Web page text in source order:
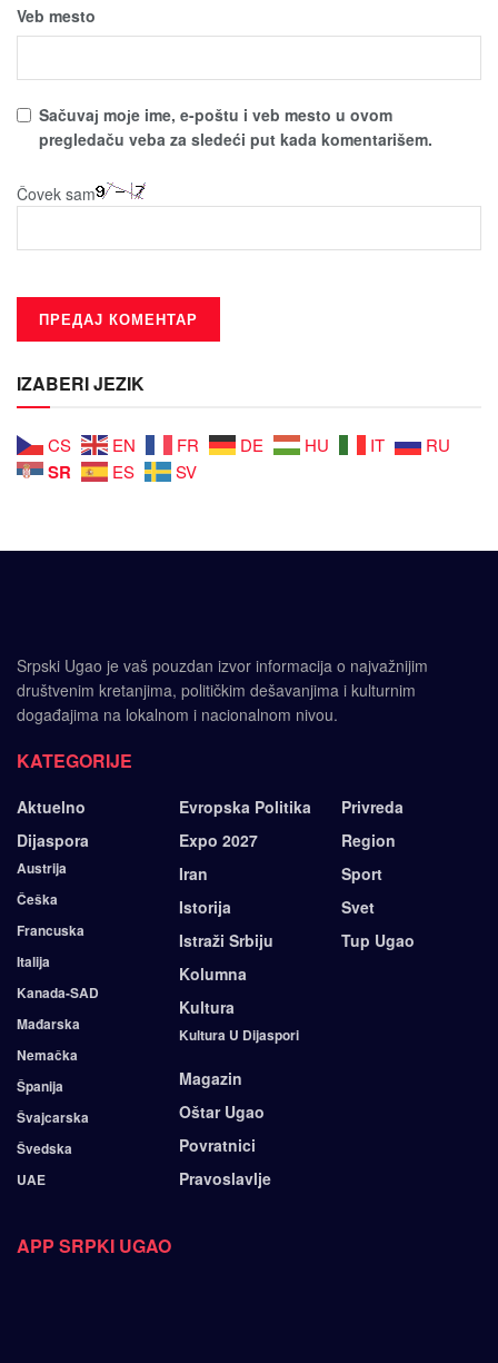
Veb mesto
Sačuvaј moјe ime, e-poštu i veb mesto u ovom
pregledaču veba za sledeći put kada komentarišem.
Čovek sam
IZABERI JEZIK
CS EN FR DE HU IT RU
SR ES SV
Srpski Ugao je vaš pouzdan izvor informacija o najvažnijim
društvenim kretanjima, političkim dešavanjima i kulturnim
događajima na lokalnom i nacionalnom nivou.
KATEGORIJE
Aktuelno
Dijaspora
Austrija
Češka
Francuska
Italija
Kanada-SAD
Mađarska
Nemačka
Španija
Švajcarska
Švedska
UAE
Evropska Politika
Expo 2027
Iran
Istorija
Istraži Srbiju
Kolumna
Kultura
Kultura U Dijaspori
Magazin
Oštar Ugao
Povratnici
Pravoslavlje
Privreda
Region
Sport
Svet
Tup Ugao
APP SRPKI UGAO